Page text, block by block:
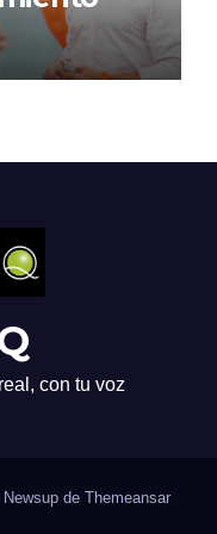
con tu voz
de Themeansar